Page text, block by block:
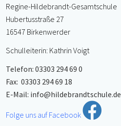
Regine-Hildebrandt-Gesamtschule
Hubertusstraße 27
16547 Birkenwerder
Schulleiterin: Kathrin Voigt
Telefon: 03303 294 69 0
Fax: 03303 294 69 18
E-Mail: info@hildebrandtschule.de
Folge uns auf Facebook